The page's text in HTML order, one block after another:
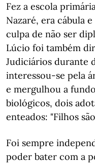
Fez a escola
Nazaré, era cábula
culpa de não ser
Lúcio foi também
Judiciários durante
interessou-se pela
e mergulhou a
biológicos, dois
enteados: "Filhos
Foi sempre
poder bater com a